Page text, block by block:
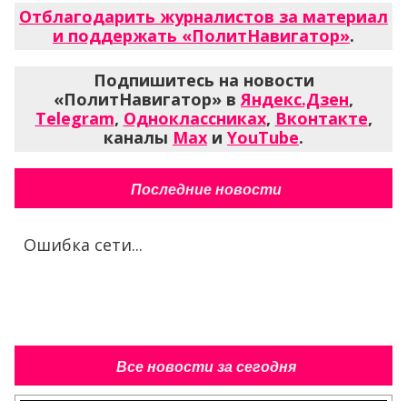
Отблагодарить журналистов за материал
и поддержать «ПолитНавигатор».
Подпишитесь на новости
«ПолитНавигатор» вЯндекс.Дзен,
Telegram, Одноклассниках, Вконтакте,
каналы Max и YouTube.
Последние новости
Ошибка сети...
Все новости за сегодня